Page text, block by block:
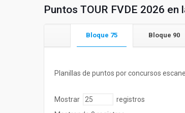
Puntos TOUR FVDE 2026
Bloque 75 Bloque 90
Planillas de puntos por concursos
Mostrar registros